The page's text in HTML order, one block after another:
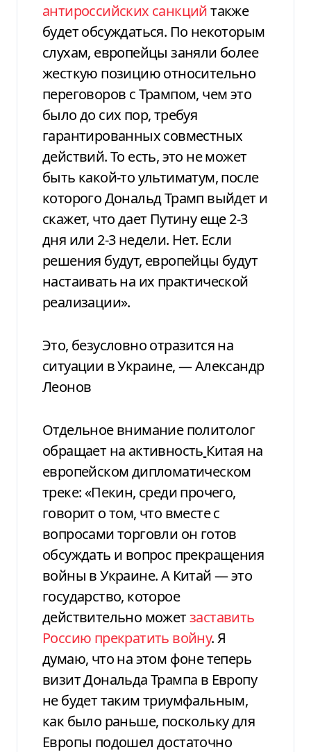
антироссийских санкцийтакже
будет обсуждаться. По некоторым
слухам, европейцы заняли более
жесткую позицию относительно
переговоров с Трампом, чем это
было до сих пор, требуя
гарантированных совместных
действий. То есть, это не может
быть какой-то ультиматум, после
которого Дональд Трамп выйдет и
скажет, что дает Путину еще 2-3
дня или 2-3 недели. Нет. Если
решения будут, европейцы будут
настаивать на их практической
реализации».
Это, безусловно отразится на
ситуации в Украине, — Александр
Леонов
Отдельное внимание политолог
обращает на активность Китая на
европейском дипломатическом
треке: «Пекин, среди прочего,
говорит о том, что вместе с
вопросами торговли он готов
обсуждать и вопрос прекращения
войны в Украине. А Китай — это
государство, которое
действительно можетзаставить
Россию прекратить войну. Я
думаю, что на этом фоне теперь
визит Дональда Трампа в Европу
не будет таким триумфальным,
как было раньше, поскольку для
Европы подошел достаточно